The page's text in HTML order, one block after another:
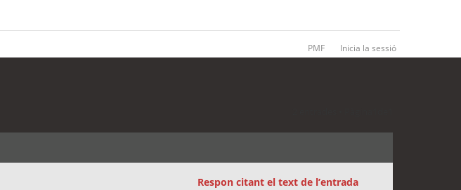
PMF Inicia la sessió
Respon citant el text de l’entrada